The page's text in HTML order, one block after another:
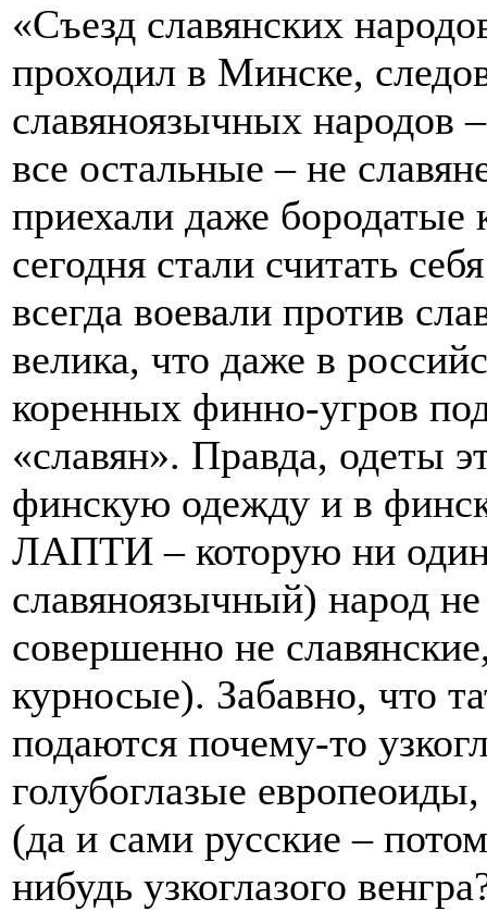
«Съезд славянских
проходил в Минске,
славяноязычных народов
все остальные – не
приехали даже бородатые
сегодня стали считать
всегда воевали против
велика, что даже в
коренных финно-угров
«славян». Правда, одеты
финскую одежду и в
ЛАПТИ – которую ни один
славяноязычный) народ
совершенно не
курносые). Забавно, что
подаются почему-то
голубоглазые
(да и сами русские –
нибудь узкоглазого